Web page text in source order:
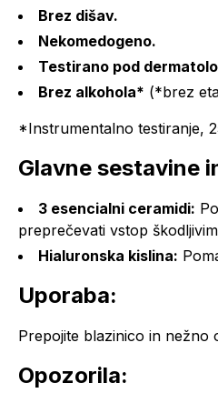
Brez dišav.
Nekomedogeno.
Testirano pod
Brez alkohola* (*brez
*Instrumentalno testiranje,
Glavne sestavine
3 esencialni ceramidi:
preprečevati vstop
Hialuronska kislina:
Uporaba:
Prepojite blazinico in nežno
Opozorila: